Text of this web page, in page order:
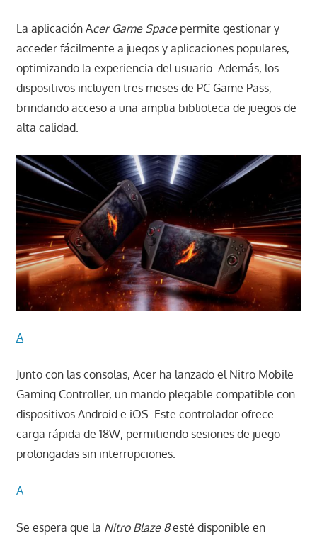
La aplicación Acer Game Spacepermite gestionar y
acceder fácilmente a juegos y aplicaciones populares,
optimizando la experiencia del usuario. Además, los
dispositivos incluyen tres meses de PC Game Pass,
brindando acceso a una amplia biblioteca de juegos de
alta calidad.
A
Junto con las consolas, Acer ha lanzado el Nitro Mobile
Gaming Controller, un mando plegable compatible con
dispositivos Android e iOS. Este controlador ofrece
carga rápida de 18W, permitiendo sesiones de juego
prolongadas sin interrupciones.
A
Se espera que la Nitro Blaze 8esté disponible en